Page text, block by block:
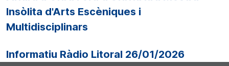
Insòlita d'Arts Escèniques i
Multidisciplinars
Informatiu Ràdio Litoral 26/01/2026